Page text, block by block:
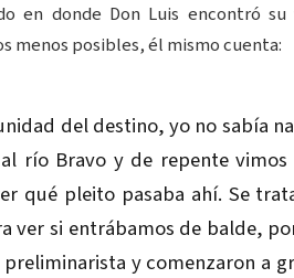
en donde Don Luis encontró
menos posibles, él mismo cuenta:
del destino, yo no sabía
río Bravo y de repente
qué pleito pasaba ahí. Se
ver si entrábamos de balde,
y comenzaron a